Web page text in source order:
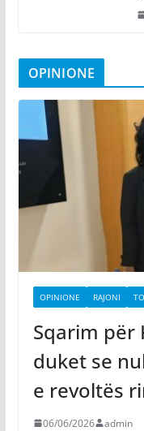
OPINIONE
OPINIONE RAJONI
Sqarim për
duket se
e revoltës
06/06/2026 admin